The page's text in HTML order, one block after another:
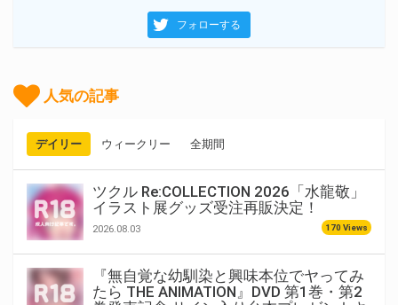
フォローする
人気の記事
デイリー ウィークリー 全期間
ツクル Re:COLLECTION 2026「水龍敬」
イラスト展グッズ受注再販決定！
2026.08.03 170 Views
『無自覚な幼馴染と興味本位でヤってみ
たら THE ANIMATION』DVD 第1巻・第2